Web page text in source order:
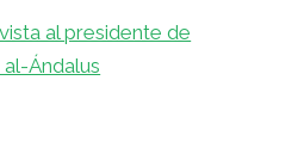
al presidente de
Ándalus